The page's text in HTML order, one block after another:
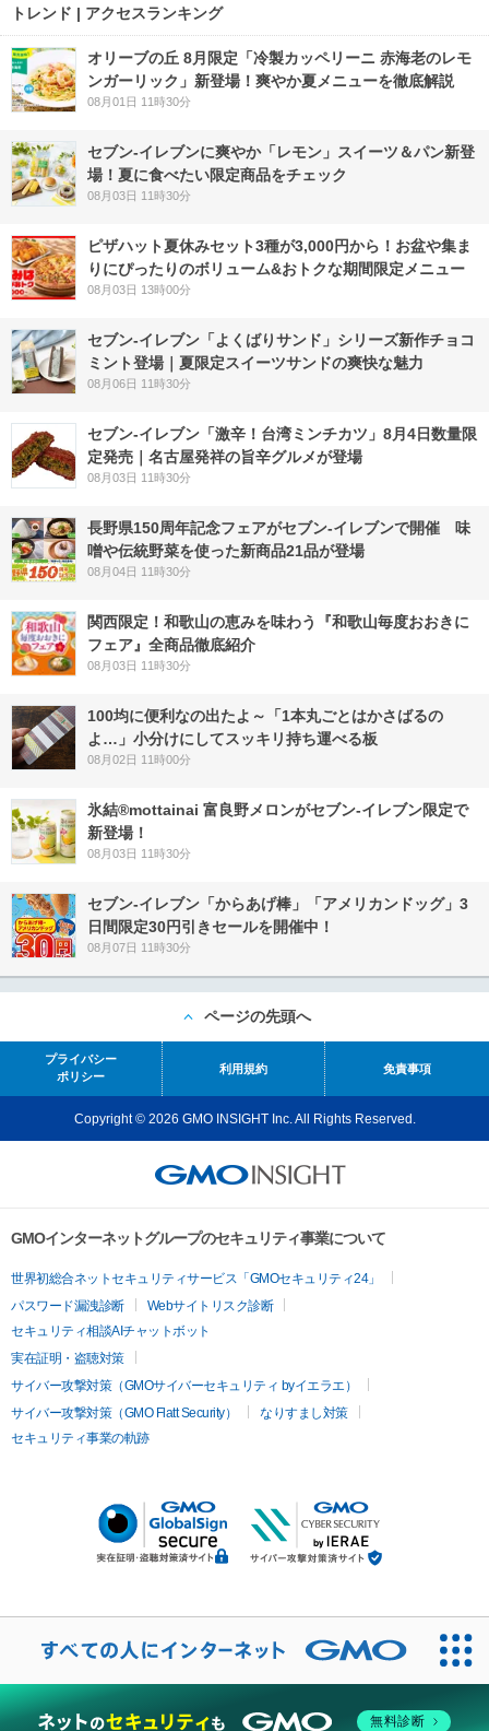
トレンド | アクセスランキング
オリーブの丘 8月限定「冷製カッペリーニ 赤海老のレモ
ンガーリック」新登場！爽やか夏メニューを徹底解説
08月01日 11時30分
セブン‐イレブンに爽やか「レモン」スイーツ＆パン新登
場！夏に食べたい限定商品をチェック
08月03日 11時30分
ピザハット夏休みセット3種が3,000円から！お盆や集ま
りにぴったりのボリューム&おトクな期間限定メニュー
08月03日 13時00分
セブン‐イレブン「よくばりサンド」シリーズ新作チョコ
ミント登場｜夏限定スイーツサンドの爽快な魅力
08月06日 11時30分
セブン-イレブン「激辛！台湾ミンチカツ」8月4日数量限
定発売｜名古屋発祥の旨辛グルメが登場
08月03日 11時30分
長野県150周年記念フェアがセブン-イレブンで開催 味
噌や伝統野菜を使った新商品21品が登場
08月04日 11時30分
関西限定！和歌山の恵みを味わう『和歌山毎度おおきに
フェア』全商品徹底紹介
08月03日 11時30分
100均に便利なの出たよ～「1本丸ごとはかさばるの
よ…」小分けにしてスッキリ持ち運べる板
08月02日 11時00分
氷結®mottainai 富良野メロンがセブン‐イレブン限定で
新登場！
08月03日 11時30分
セブン‐イレブン「からあげ棒」「アメリカンドッグ」3
日間限定30円引きセールを開催中！
08月07日 11時30分
ページの先頭へ
プライバシー
ポリシー
利用規約 免責事項
Copyright © 2026 GMO INSIGHT Inc. All Rights Reserved.
GMOインターネットグループのセキュリティ事業について
世界初総合ネットセキュリティサービス「GMOセキュリティ24」
パスワード漏洩診断
Webサイトリスク診断
セキュリティ相談AIチャットボット
実在証明・盗聴対策
サイバー攻撃対策（GMOサイバーセキュリティ byイエラエ）
サイバー攻撃対策（GMO Flatt Security）
なりすまし対策
セキュリティ事業の軌跡
無料診断